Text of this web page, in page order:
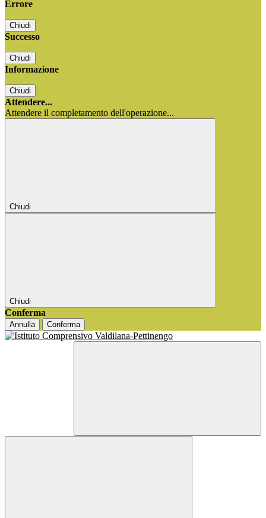
Errore
Chiudi
Successo
Chiudi
Informazione
Chiudi
Attendere...
Attendere il completamento dell'operazione...
Chiudi
Chiudi
Conferma
Annulla Conferma